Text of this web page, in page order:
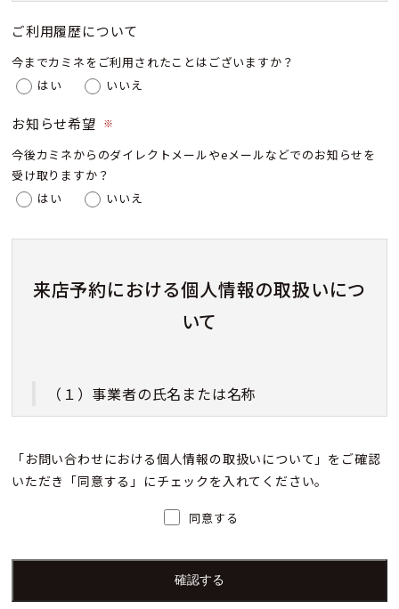
ご利用履歴について
今までカミネをご利用されたことはございますか？
はい
いいえ
お知らせ希望 ※
今後カミネからのダイレクトメールやeメールなどでのお知らせを
受け取りますか？
はい
いいえ
来店予約における個人情報の取扱いにつ
いて
（１）事業者の氏名または名称
（２）個人情報保護管理者（若しくはその代理
人）の氏名又は職名、所属及び連絡先
個人情報保護管理者：上根 彩
電子メール：info@kamine.co.jp
「お問い合わせにおける個人情報の取扱いについて」をご確認
いただき「同意する」にチェックを入れてください。
同意する